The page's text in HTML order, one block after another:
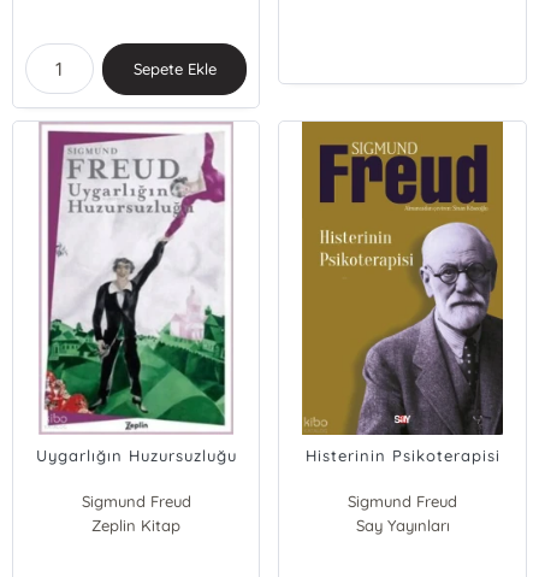
Sepete Ekle
Uygarlığın Huzursuzluğu
Sigmund Freud
Zeplin Kitap
Histerinin Psikoterapisi
Sigmund Freud
Say Yayınları